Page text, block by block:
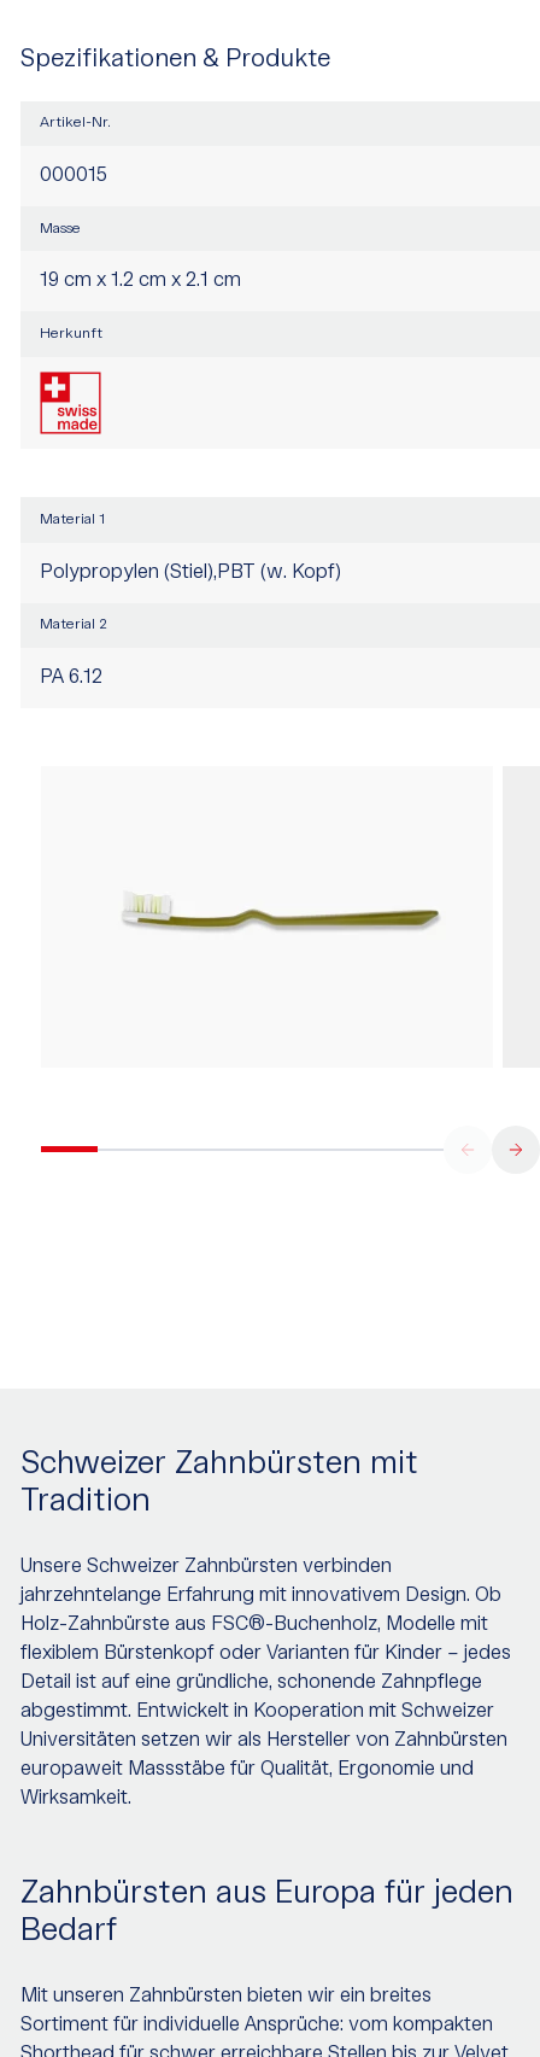
Spezifikationen & Produkte
Artikel-Nr.
000015
Masse
19 cm x 1.2 cm x 2.1 cm
Herkunft
Material 1
Polypropylen (Stiel),PBT (w. Kopf)
Material 2
PA 6.12
Schweizer Zahnbürsten mit
Tradition
Unsere Schweizer Zahnbürsten verbinden
jahrzehntelange Erfahrung mit innovativem Design. Ob
Holz-Zahnbürste aus FSC®-Buchenholz, Modelle mit
flexiblem Bürstenkopf oder Varianten für Kinder – jedes
Detail ist auf eine gründliche, schonende Zahnpflege
abgestimmt. Entwickelt in Kooperation mit Schweizer
Universitäten setzen wir als Hersteller von Zahnbürsten
europaweit Massstäbe für Qualität, Ergonomie und
Wirksamkeit.
Zahnbürsten aus Europa für jeden
Bedarf
Mit unseren Zahnbürsten bieten wir ein breites
Sortiment für individuelle Ansprüche: vom kompakten